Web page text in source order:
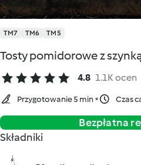
TM7 TM6 TM5
Tosty pomidorowe z
4.8 1.1K ocen
Przygotowanie 5 min Czas
Bezpłatna
Składniki